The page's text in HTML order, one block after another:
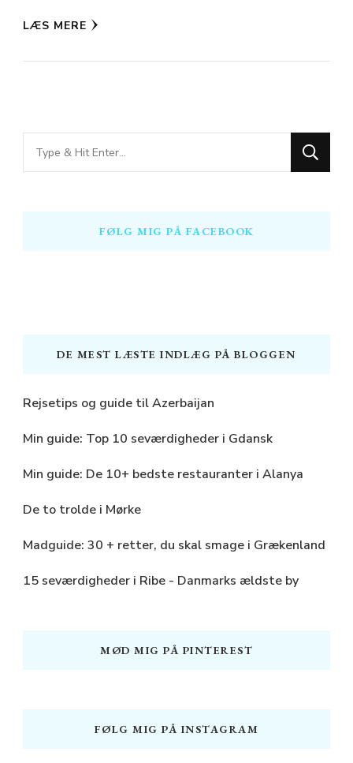
LÆS MERE
Looking
for
FØLG MIG PÅ FACEBOOK
DE MEST LÆSTE INDLÆG PÅ BLOGGEN
Rejsetips og guide til Azerbaijan
Min guide: Top 10 seværdigheder i Gdansk
Min guide: De 10+ bedste restauranter i Alanya
De to trolde i Mørke
Madguide: 30 + retter, du skal smage i Grækenland
15 seværdigheder i Ribe - Danmarks ældste by
MØD MIG PÅ PINTEREST
FØLG MIG PÅ INSTAGRAM